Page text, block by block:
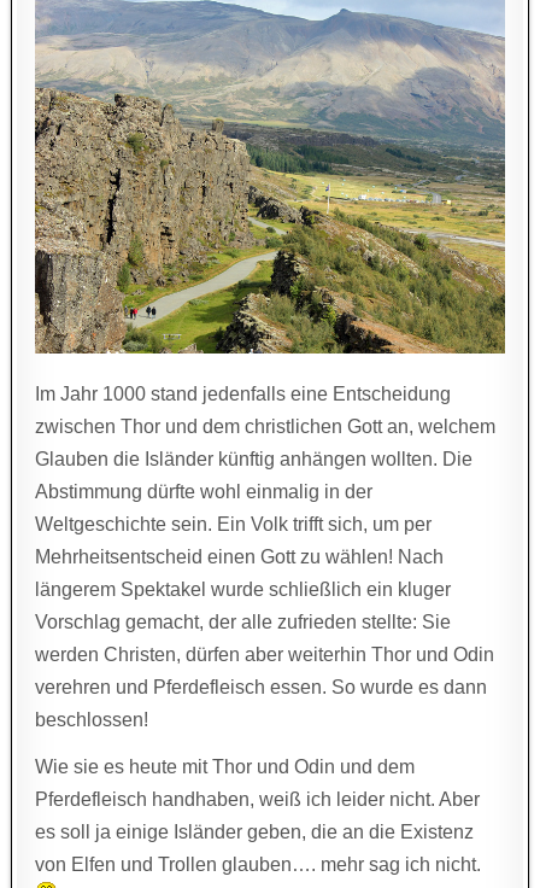
Im Jahr 1000 stand jedenfalls eine Entscheidung
zwischen Thor und dem christlichen Gott an, welchem
Glauben die Isländer künftig anhängen wollten. Die
Abstimmung dürfte wohl einmalig in der
Weltgeschichte sein. Ein Volk trifft sich, um per
Mehrheitsentscheid einen Gott zu wählen! Nach
längerem Spektakel wurde schließlich ein kluger
Vorschlag gemacht, der alle zufrieden stellte: Sie
werden Christen, dürfen aber weiterhin Thor und Odin
verehren und Pferdefleisch essen. So wurde es dann
beschlossen!
Wie sie es heute mit Thor und Odin und dem
Pferdefleisch handhaben, weiß ich leider nicht. Aber
es soll ja einige Isländer geben, die an die Existenz
von Elfen und Trollen glauben…. mehr sag ich nicht.